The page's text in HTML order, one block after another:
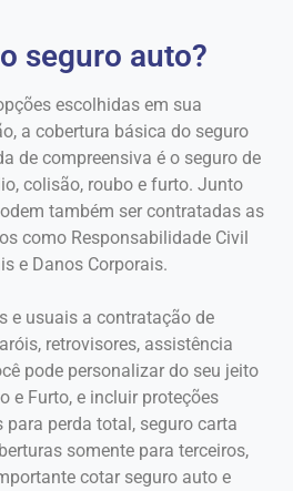
seguro auto?
escolhidas em sua
a cobertura básica do seguro
de compreensiva é o seguro de
colisão, roubo e furto. Junto
também ser contratadas as
como Responsabilidade Civil
e Danos Corporais.
e usuais a contratação de
retrovisores, assistência
pode personalizar do seu jeito
e Furto, e incluir proteções
perda total, seguro carta
somente para terceiros,
cotar seguro auto e